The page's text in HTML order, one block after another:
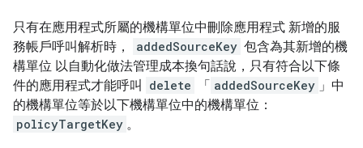
只有在應用程式所屬的機構單位中刪除應用程式 新增的服
務帳戶呼叫解析時，
addedSourceKey 包含為其新增的機
構單位 以自動化做法管理成本換句話說，只有符合以下條
件的應用程式才能呼叫
delete 「 addedSourceKey 」中
的機構單位等於以下機構單位中的機構單位：
policyTargetKey 。